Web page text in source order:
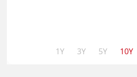
1Y 3Y 5Y 10Y